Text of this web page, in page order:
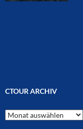
CTOUR ARCHIV
CTOUR
Archiv